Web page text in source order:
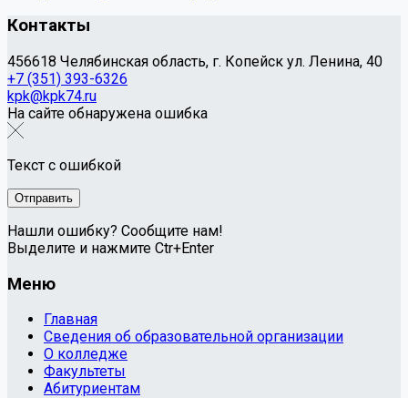
Контакты
456618 Челябинская область, г. Копейск ул. Ленина, 40
+7 (351) 393-6326
kpk@kpk74.ru
На сайте обнаружена ошибка
Текст с ошибкой
Нашли ошибку? Сообщите нам!
Выделите и нажмите Ctr+Enter
Меню
Главная
Сведения об образовательной организации
О колледже
Факультеты
Абитуриентам